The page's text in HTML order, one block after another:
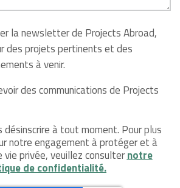
la newsletter de Projects Abroad,
des projets pertinents et des
à venir.
des communications de Projects
désinscrire à tout moment. Pour plus
notre engagement à protéger et à
privée, veuillez consulternotre
de confidentialité.